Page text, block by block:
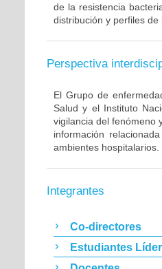
de la resistencia
distribución y perfiles de
Perspectiva
El Grupo de
Salud y el Instituto
vigilancia del fenómeno
información
ambientes hospitalarios.
Integrantes
Co-directores
Estudiantes